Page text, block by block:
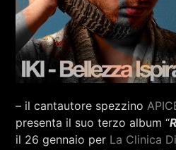
– il cantautore spezzino
presenta il suo terzo album “
il 26 gennaio per La Clinica